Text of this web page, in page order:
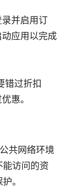
并启用订
应用以完成
错过折扣
惠。
共网络环境
能访问的资
。